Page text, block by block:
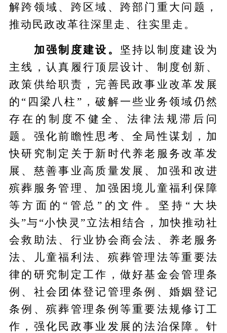
解跨领域、跨区域、跨部门重大问题，
推动民政改革往深里走、往实里走。
加强制度建设。 坚持以制度建设为
主线，认真履行顶层设计、制度创新、
政策供给职责，完善民政事业改革发展
的“四梁八柱”，破解一些业务领域仍然
存在的制度不健全、法律法规滞后问
题。强化前瞻性思考、全局性谋划，加
快研究制定关于新时代养老服务改革发
展、慈善事业高质量发展、加强和改进
殡葬服务管理、加强困境儿童福利保障
等方面的“管总”的文件。坚持“大块
头”与“小快灵”立法相结合，加快推动社
会救助法、行业协会商会法、养老服务
法、儿童福利法、殡葬管理法等重要法
律的研究制定工作，做好基金会管理条
例、社会团体登记管理条例、婚姻登记
条例、殡葬管理条例等重要法规修订工
作，强化民政事业发展的法治保障。针